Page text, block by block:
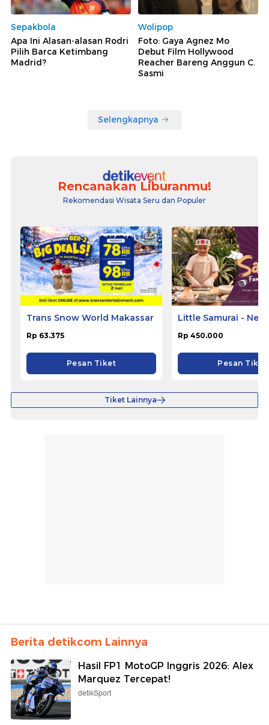
Sepakbola
Apa Ini Alasan-alasan Rodri
Pilih Barca Ketimbang
Madrid?
Wolipop
Foto: Gaya Agnez Mo
Debut Film Hollywood
Reacher Bareng Anggun C.
Sasmi
Selengkapnya
Rencanakan Liburanmu!
Rekomendasi Wisata Seru dan Populer
Trans Snow World Makassar
Rp 63.375
Pesan Tiket
Little Samurai -
Rp 450.000
Pesan Tiket
Tiket Lainnya
Berita detikcom Lainnya
Hasil FP1 MotoGP Inggris 2026: Alex
Marquez Tercepat!
detikSport